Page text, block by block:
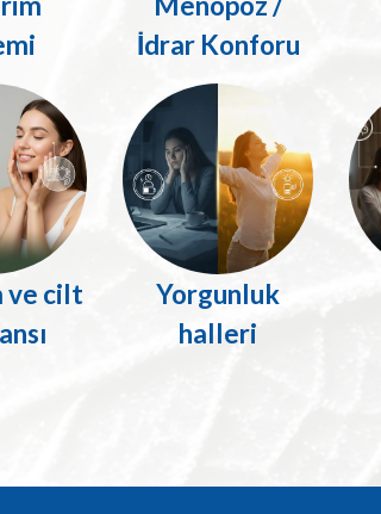
İdrar Konforu
ve cilt
Yorgunluk
halleri